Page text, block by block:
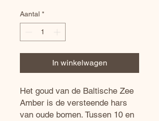
Aantal *
In winkelwagen
Het goud van de Baltische Zee
Amber is de versteende hars
van oude bomen. Tussen 10 en